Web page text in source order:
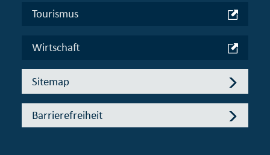
Tourismus
Wirtschaft
Sitemap
Barrierefreiheit